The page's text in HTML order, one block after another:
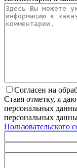
Согласен на
Ставя отметку, я
персональных
персональных
Пользовательского